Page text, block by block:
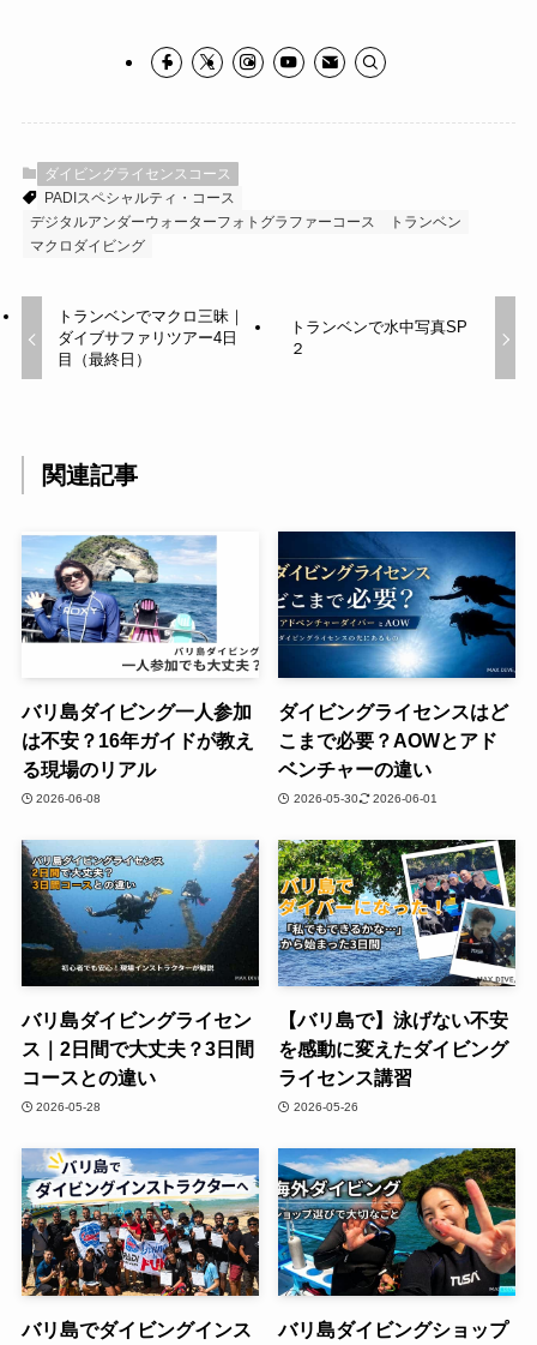
ダイビングライセンスコース
PADIスペシャルティ・コース
デジタルアンダーウォーターフォトグラファーコース
トランベン
マクロダイビング
トランベンでマクロ三昧｜
ダイブサファリツアー4日
目（最終日）
トランベンで水中写真SP
２
関連記事
バリ島ダイビング一人参加
は不安？16年ガイドが教え
る現場のリアル
2026-06-08
ダイビングライセンスはど
こまで必要？AOWとアド
ベンチャーの違い
2026-05-30 2026-06-01
バリ島ダイビングライセン
ス｜2日間で大丈夫？3日間
コースとの違い
2026-05-28
【バリ島で】泳げない不安
を感動に変えたダイビング
ライセンス講習
2026-05-26
バリ島でダイビングインス バリ島ダイビングショップ